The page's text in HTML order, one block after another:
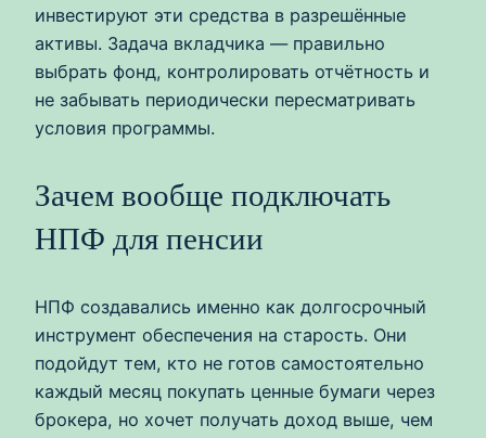
инвестируют эти средства в разрешённые
активы. Задача вкладчика — правильно
выбрать фонд, контролировать отчётность и
не забывать периодически пересматривать
условия программы.
Зачем вообще подключать
НПФ для пенсии
НПФ создавались именно как долгосрочный
инструмент обеспечения на старость. Они
подойдут тем, кто не готов самостоятельно
каждый месяц покупать ценные бумаги через
брокера, но хочет получать доход выше, чем